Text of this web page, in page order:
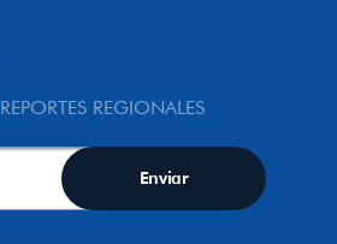
REPORTES REGIONALES